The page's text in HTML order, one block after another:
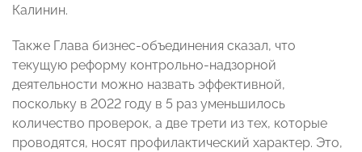
Калинин.
Также Глава бизнес-объединения сказал, что
текущую реформу контрольно-надзорной
деятельности можно назвать эффективной,
поскольку в 2022 году в 5 раз уменьшилось
количество проверок, а две трети из тех, которые
проводятся, носят профилактический характер. Это,